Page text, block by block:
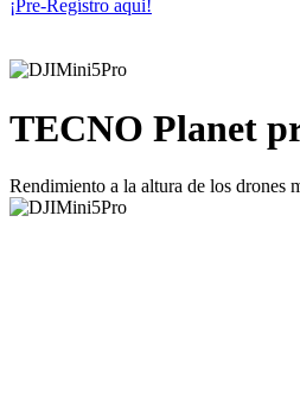
¡Pre-Regístro aqui!
TECNO Planet
Rendimiento a la altura de los drones